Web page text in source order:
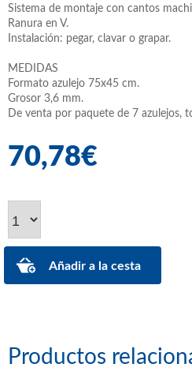
Sistema de montaje con cantos
Ranura en V.
Instalación: pegar, clavar o grapar.
MEDIDAS
Formato azulejo 75x45 cm.
Grosor 3,6 mm.
De venta por paquete de 7 azulejos,
70,78€
Productos